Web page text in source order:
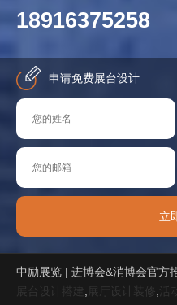
18916375258
申请免费展台设计
立
中励展览 | 进博会&消博会官方
展台设计搭建
展厅设计装修 活